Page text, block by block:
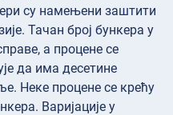
су намењени заштити
Тачан број бункера у
а процене се
да има десетине
Неке процене се крећу
Варијације у